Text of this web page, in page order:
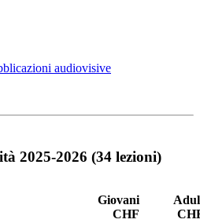
audiovisive
2025-2026 (34 lezioni)
Giovani
CHF